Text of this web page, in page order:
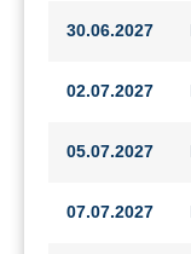
30.06.2027
02.07.2027
05.07.2027
07.07.2027